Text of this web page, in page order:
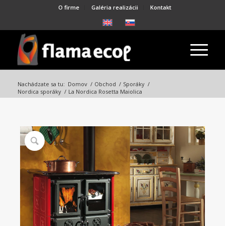
O firme Galéria realizácii Kontakt
Nachádzate sa tu: Domov / Obchod / Sporáky /
Nordica sporáky / La Nordica Rosetta Maiolica